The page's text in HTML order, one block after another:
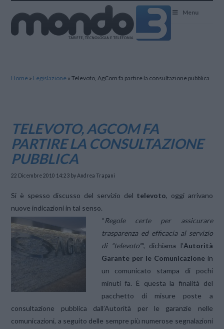
Menu
Home » Legislazione »Televoto, AgCom fa partire la consultazione pubblica
TELEVOTO, AGCOM FA
PARTIRE LA CONSULTAZIONE
PUBBLICA
22 Dicembre 2010 14:23 by Andrea Trapani
Si è spesso discusso del servizio del televoto, oggi arrivano
nuove indicazioni in tal senso.
“ Regole certe per assicurare
trasparenza ed efficacia al servizio
di “televoto”“, dichiama l’Autorità
Garante per le Comunicazionein
un comunicato stampa di pochi
minuti fa. È questa la finalità del
pacchetto di misure poste a
consultazione pubblica dall’Autorità per le garanzie nelle
comunicazioni, a seguito delle sempre più numerose segnalazioni